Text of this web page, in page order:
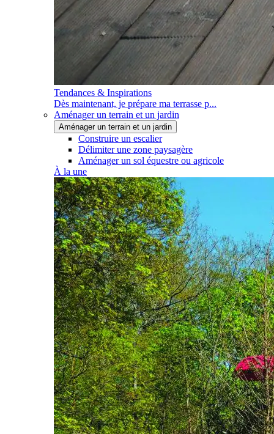
Tendances & Inspirations
Dès maintenant, je prépare ma terrasse p...
Aménager un terrain et un jardin
Aménager un terrain et un jardin
Construire un escalier
Délimiter une zone paysagère
Aménager un sol équestre ou agricole
À la une